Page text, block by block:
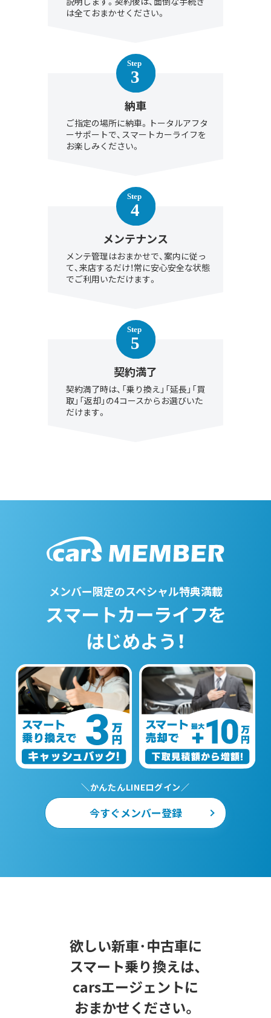
は全ておまかせください。
納車
ご指定の場所に納車。トータルアフタ
ーサポートで、スマートカーライフを
お楽しみください。
メンテナンス
メンテ管理はおまかせで、案内に従っ
て、来店するだけ！常に安心安全な状態
でご利用いただけます。
契約満了
契約満了時は、「乗り換え」「延長」「買
取」「返却」の4コースからお選びいた
だけます。
メンバー限定のスペシャル特典満載
スマートカーライフを
はじめよう！
＼かんたんLINEログイン／
今すぐメンバー登録
欲しい新車･中古車に
スマート乗り換えは、
carsエージェントに
おまかせください。